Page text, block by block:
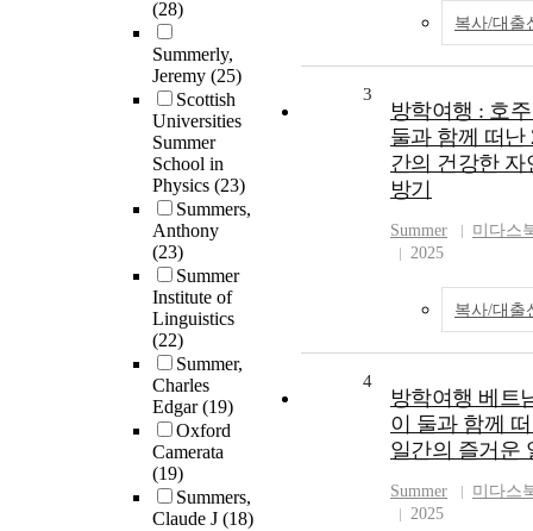
(28)
Summerly,
Jeremy (25)
Scottish
Universities
Summer
School in
Physics (23)
Summers,
Anthony
(23)
Summer
Institute of
Linguistics
(22)
Summer,
Charles
Edgar(19)
Oxford
Camerata
(19)
Summers,
Claude J (18)
복사/대출
3
방학여행 : 호
둘과 함께 떠난
간의 건강한 자
방기
Summer
미다스
2025
복사/대출
4
방학여행 베트
이 둘과 함께
일간의 즐거운
Summer
미다스
2025